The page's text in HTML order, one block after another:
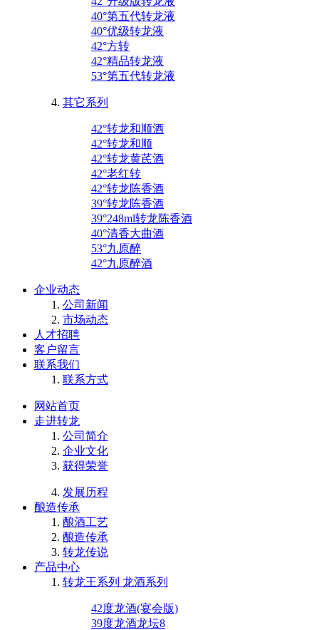
40°第五代转龙液
40°优级转龙液
42°方转
42°精品转龙液
53°第五代转龙液
其它系列
42°转龙和顺酒
42°转龙和顺
42°转龙黄芪酒
42°老红转
42°转龙陈香酒
39°转龙陈香酒
39°248ml转龙陈香酒
40°清香大曲酒
53°九原醉
42°九原醉酒
企业动态
公司新闻
市场动态
人才招聘
客户留言
联系我们
联系方式
网站首页
走进转龙
公司简介
企业文化
获得荣誉
发展历程
酿造传承
酿酒工艺
酿造传承
转龙传说
产品中心
转龙王系列 龙酒系列
42度龙酒(宴会版)
39度龙酒龙坛8